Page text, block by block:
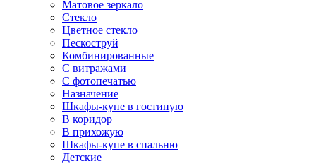
Матовое зеркало
Стекло
Цветное стекло
Пескоструй
Комбинированные
С витражами
С фотопечатью
Назначение
Шкафы-купе в гостиную
В коридор
В прихожую
Шкафы-купе в спальню
Детские